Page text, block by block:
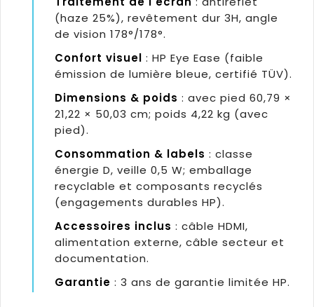
(haze 25%), revêtement dur 3H, angle
de vision 178°/178°.
Confort visuel : HP Eye Ease (faible
émission de lumière bleue, certifié TÜV).
Dimensions & poids : avec pied 60,79 ×
21,22 × 50,03 cm; poids 4,22 kg (avec
pied).
Consommation & labels : classe
énergie D, veille 0,5 W; emballage
recyclable et composants recyclés
(engagements durables HP).
Accessoires inclus : câble HDMI,
alimentation externe, câble secteur et
documentation.
Garantie : 3 ans de garantie limitée HP.